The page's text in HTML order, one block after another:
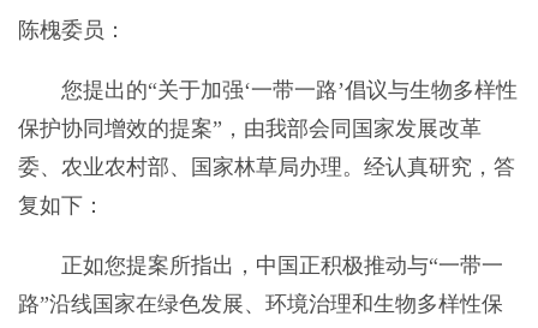
陈槐委员：
您提出的“关于加强‘一带一路’倡议与生物多样性
保护协同增效的提案”，由我部会同国家发展改革
委、农业农村部、国家林草局办理。经认真研究，答
复如下：
正如您提案所指出，中国正积极推动与“一带一
路”沿线国家在绿色发展、环境治理和生物多样性保